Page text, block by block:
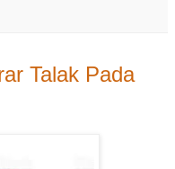
Talak Pada